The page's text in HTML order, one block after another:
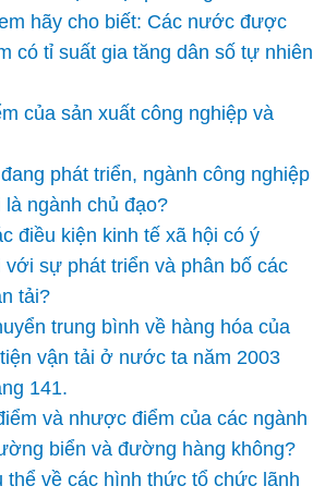
hãy cho biết: Các nước được
có tỉ suất gia tăng dân số tự nhiên
của sản xuất công nghiệp và
phát triển, ngành công nghiệp
ngành chủ đạo?
điều kiện kinh tế xã hội có ý
với sự phát triển và phân bố các
tải?
trung bình về hàng hóa của
vận tải ở nước ta năm 2003
141.
và nhược điểm của các ngành
biển và đường hàng không?
thể về các hình thức tổ chức lãnh